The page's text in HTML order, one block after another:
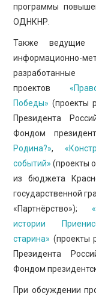
программы
ОДНКНР.
Также ведущие
информационно-
проектов
Победы» (проекты
Президента
Фондом
Родина?»,
событий» (проекты
из бюджета
государственной
«Партнёрство»);
истории
старина» (проекты
Президента
Фондом
При обсуждении